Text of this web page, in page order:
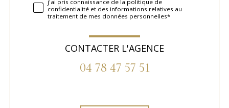
j'ai pris connaissance de la politique de
confidentialité et des informations relatives au
traitement de mes données personnelles*
CONTACTER L'AGENCE
04 78 47 57 51